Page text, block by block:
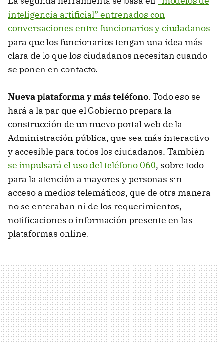
inteligencia artificial” entrenados con
conversaciones entre funcionarios y ciudadanos
para que los funcionarios tengan una idea más
clara de lo que los ciudadanos necesitan cuando
se ponen en contacto.
Nueva plataforma y más teléfono. Todo eso se
hará a la par que el Gobierno prepara la
construcción de un nuevo portal web de la
Administración pública, que sea más interactivo
y accesible para todos los ciudadanos. También
se impulsará el uso del teléfono 060, sobre todo
para la atención a mayores y personas sin
acceso a medios telemáticos, que de otra manera
no se enteraban ni de los requerimientos,
notificaciones o información presente en las
plataformas online.